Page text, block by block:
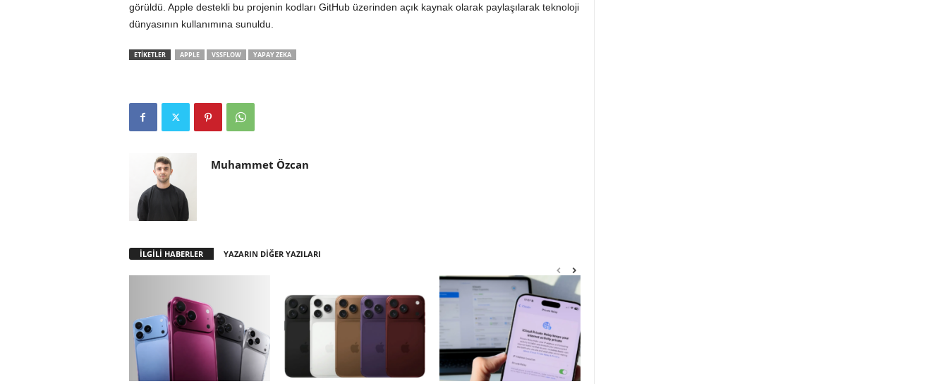
görüldü. Apple destekli bu projenin kodları GitHub üzerinden açık kaynak olarak paylaşılarak teknoloji
dünyasının kullanımına sunuldu.
ETİKETLER APPLE VSSFLOW YAPAY ZEKA
Muhammet Özcan
İLGİLİ HABERLER YAZARIN DİĞER YAZILARI